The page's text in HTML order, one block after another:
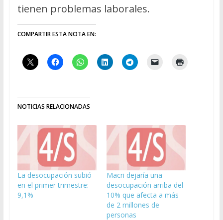
tienen problemas laborales.
COMPARTIR ESTA NOTA EN:
NOTICIAS RELACIONADAS
La desocupación subió
en el primer trimestre:
9,1%
Macri dejaría una
desocupación arriba del
10% que afecta a más
de 2 millones de
personas